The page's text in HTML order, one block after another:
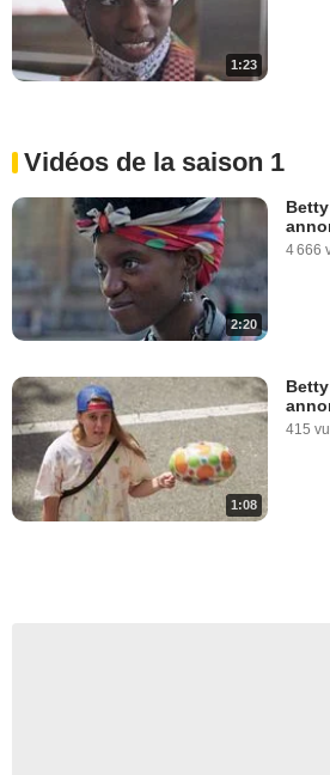
1:23
Vidéos de la saison 1
2:20
4 666
1:08
415